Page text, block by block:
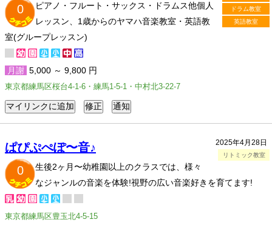
ドラム教室
英語教室
0
ピアノ・フルート・サックス・ドラムス他個人
レッスン、1歳からのヤマハ音楽教室・英語教
室(グループレッスン)
月謝 5,000 ～ 9,800 円
東京都練馬区桜台4-1-6・練馬1-5-1・中村北3-22-7
2025年4月28日
リトミック教室
ぱぴぷぺぽ〜音♪
0
生後2ヶ月〜幼稚園以上のクラスでは、様々
なジャンルの音楽を体験!視野の広い音楽好きを育てます!
東京都練馬区豊玉北4-5-15